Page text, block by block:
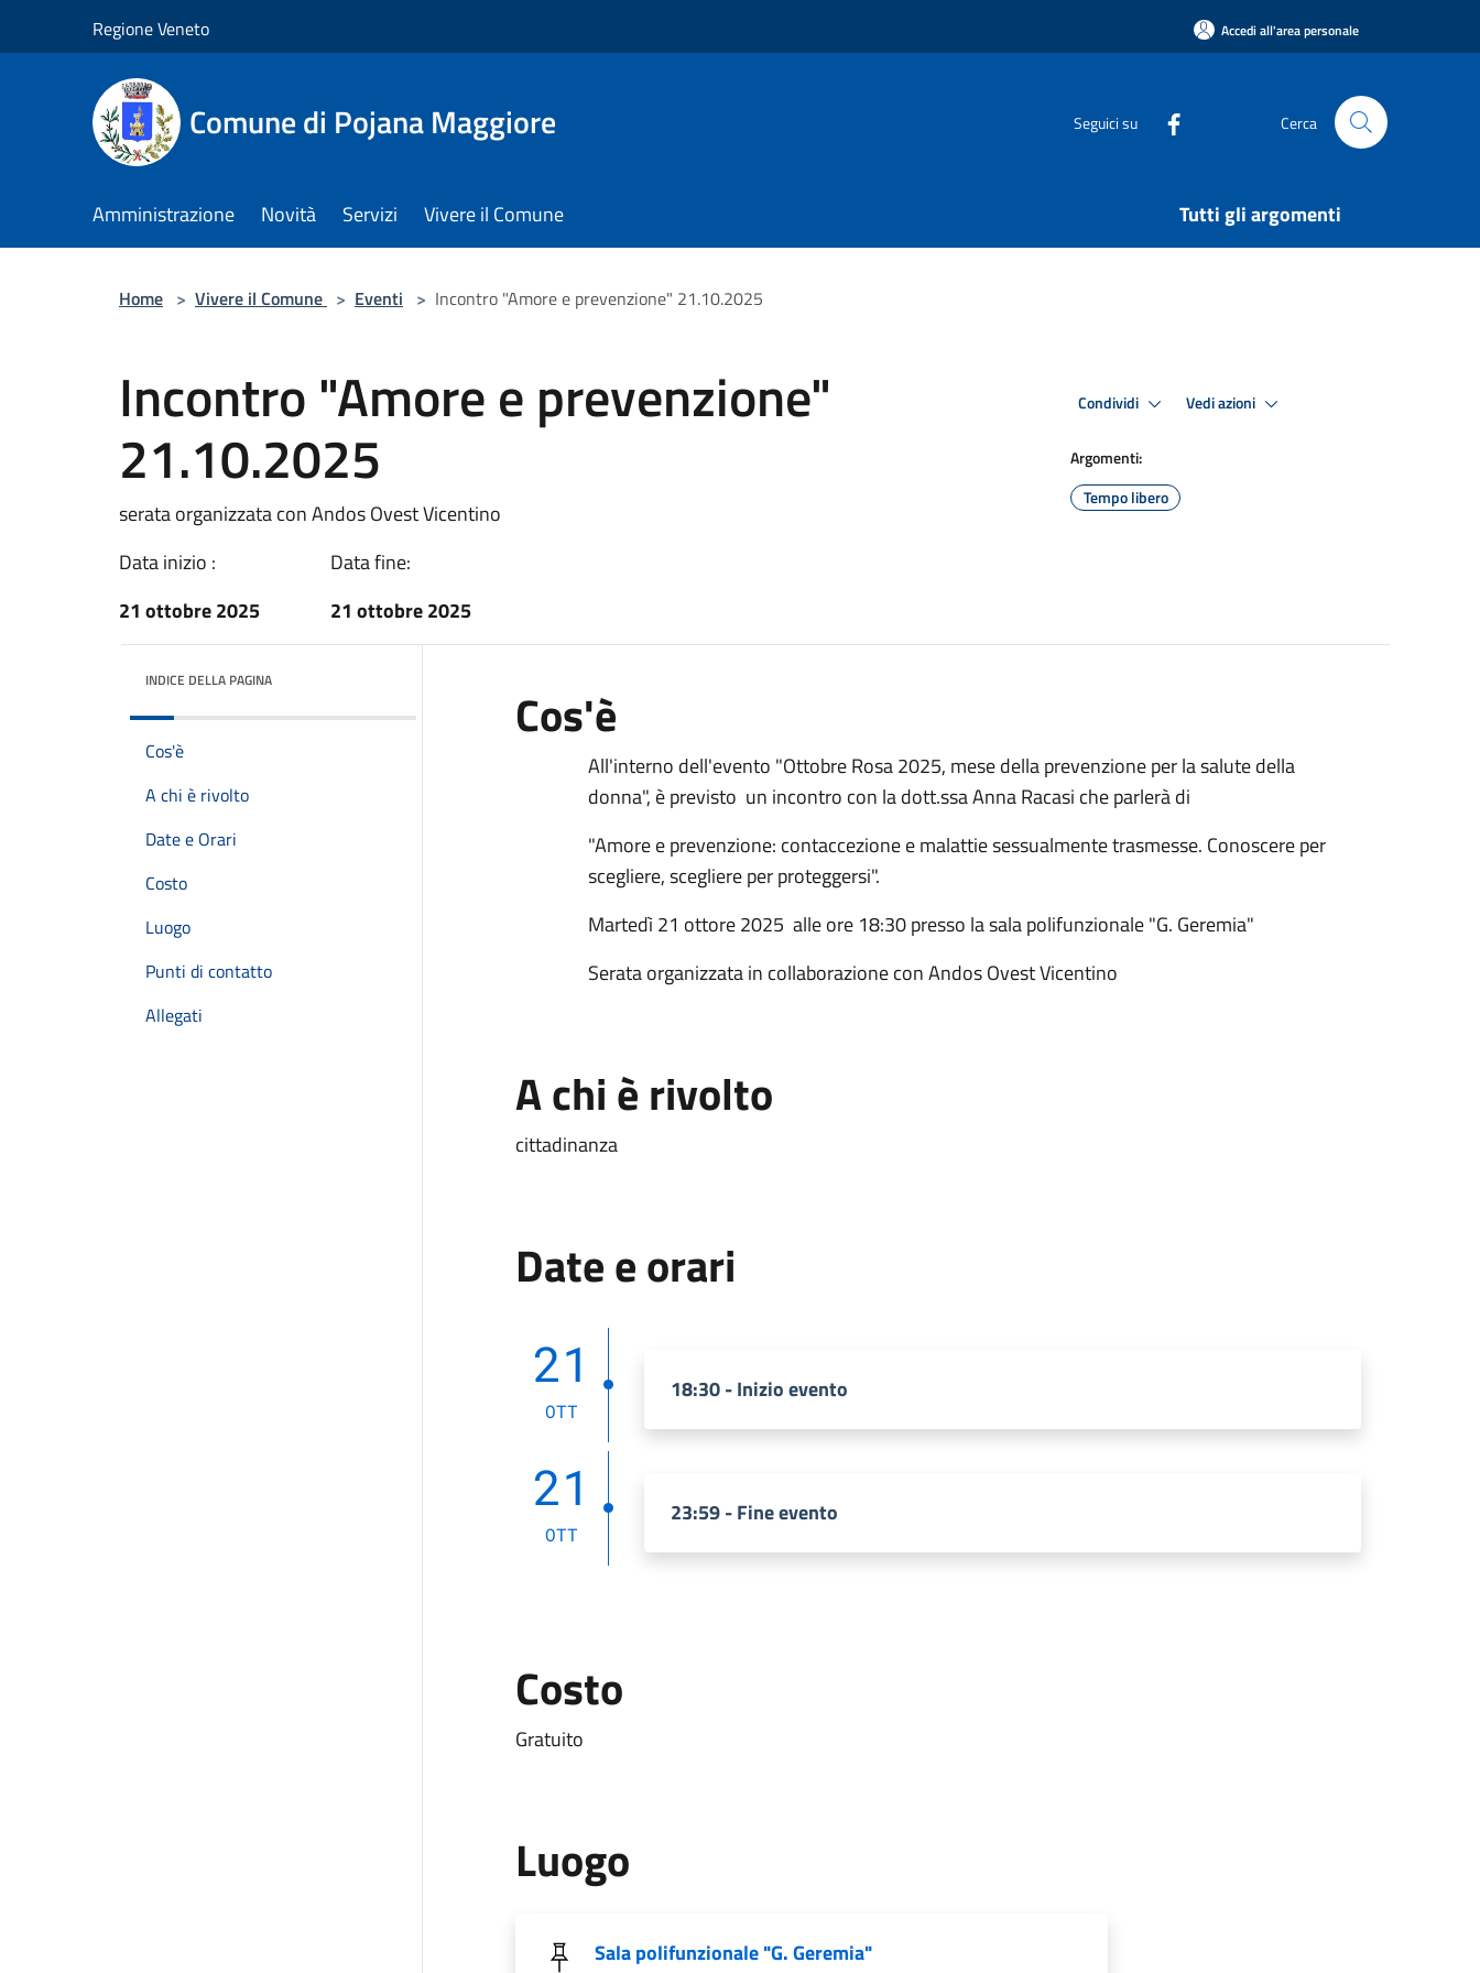
Regione Veneto Accedi all'area personale
Comune di Pojana Maggiore Seguici su Cerca
Amministrazione Novità Servizi Vivere il Comune Tutti gli argomenti
Home > Vivere il Comune > Eventi > Incontro "Amore e prevenzione" 21.10.2025
Incontro "Amore e prevenzione"
21.10.2025
serata organizzata con Andos Ovest Vicentino
Data inizio :
21 ottobre 2025
Data fine:
21 ottobre 2025
Condividi Vedi azioni
Argomenti:
Tempo libero
INDICE DELLA PAGINA
Cos'è
A chi è rivolto
Date e Orari
Costo
Luogo
Punti di contatto
Allegati
Cos'è
All'interno dell'evento "Ottobre Rosa 2025, mese della prevenzione per la salute della
donna", è previsto un incontro con la dott.ssa Anna Racasi che parlerà di
"Amore e prevenzione: contaccezione e malattie sessualmente trasmesse. Conoscere per
scegliere, scegliere per proteggersi".
Martedì 21 ottore 2025 alle ore 18:30 presso la sala polifunzionale "G. Geremia"
Serata organizzata in collaborazione con Andos Ovest Vicentino
A chi è rivolto
cittadinanza
Date e orari
21
OTT
18:30 - Inizio evento
21
OTT
23:59 - Fine evento
Costo
Gratuito
Luogo
Sala polifunzionale "G. Geremia"